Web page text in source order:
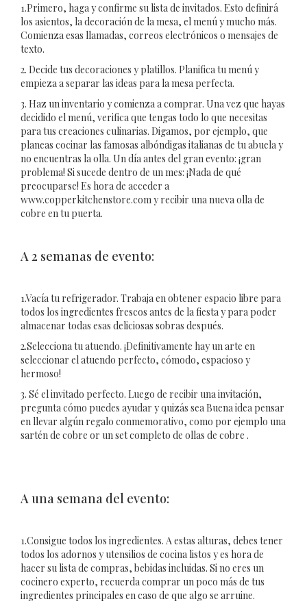
1.Primero, haga y confirme su lista de invitados. Esto definirá
los asientos, la decoración de la mesa, el menú y mucho más.
Comienza esas llamadas, correos electrónicos o mensajes de
texto.
2. Decide tus decoraciones y platillos. Planifica tu menú y
empieza a separar las ideas para la mesa perfecta.
3. Haz un inventario y comienza a comprar. Una vez que hayas
decidido el menú, verifica que tengas todo lo que necesitas
para tus creaciones culinarias. Digamos, por ejemplo, que
planeas cocinar las famosas albóndigas italianas de tu abuela y
no encuentras la olla. Un día antes del gran evento: ¡gran
problema! Si sucede dentro de un mes: ¡Nada de qué
preocuparse! Es hora de acceder a
www.copperkitchenstore.com y recibir una nueva olla de
cobre en tu puerta.
A 2 semanas de evento:
1.Vacía tu refrigerador. Trabaja en obtener espacio libre para
todos los ingredientes frescos antes de la fiesta y para poder
almacenar todas esas deliciosas sobras después.
2.Selecciona tu atuendo. ¡Definitivamente hay un arte en
seleccionar el atuendo perfecto, cómodo, espacioso y
hermoso!
3. Sé el invitado perfecto. Luego de recibir una invitación,
pregunta cómo puedes ayudar y quizás sea Buena idea pensar
en llevar algún regalo conmemorativo, como por ejemplo una
sartén de cobre or un set completo de ollas de cobre .
A una semana del evento:
1.Consigue todos los ingredientes. A estas alturas, debes tener
todos los adornos y utensilios de cocina listos y es hora de
hacer su lista de compras, bebidas incluidas. Si no eres un
cocinero experto, recuerda comprar un poco más de tus
ingredientes principales en caso de que algo se arruine.